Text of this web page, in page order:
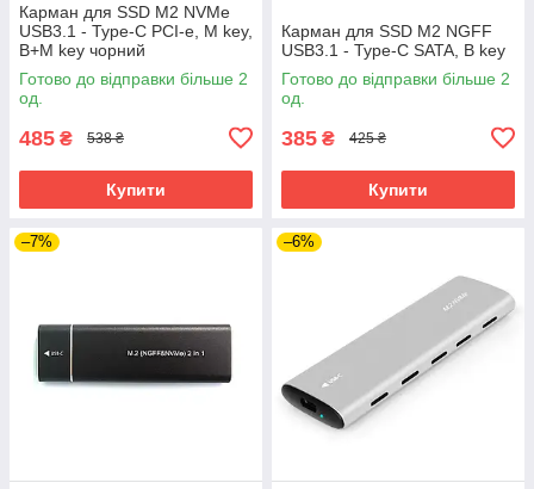
Карман для SSD M2 NVMe
USB3.1 - Type-C PCI-e, M key,
B+M key чорний
Готово до відправки більше 2
од.
485 ₴ 538 ₴
Купити
Карман для SSD M2 NGFF
USB3.1 - Type-C SATA, B key
Готово до відправки більше 2
од.
385 ₴ 425 ₴
Купити
–7% –6%